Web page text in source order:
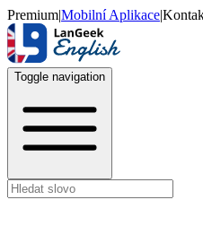
Premium|Mobilní Aplikace|
Toggle navigation